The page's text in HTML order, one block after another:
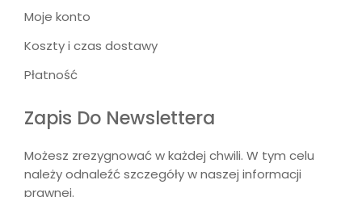
Moje konto
Koszty i czas dostawy
Płatność
Zapis Do Newslettera
Możesz zrezygnować w każdej chwili. W tym celu
należy odnaleźć szczegóły w naszej informacji
prawnej.